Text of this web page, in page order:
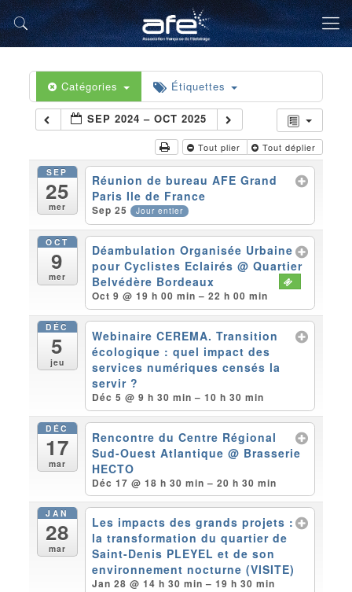
Catégories Étiquettes
SEP 2024 – OCT 2025
Tout plier Tout déplier
SEP
25
mer
Réunion de bureau AFE Grand
Paris Ile de France
Sep 25 Jour entier
OCT
9
mer
Déambulation Organisée Urbaine
pour Cyclistes Eclairés@ Quartier
Belvédère Bordeaux
Oct 9 @ 19 h 00 min – 22 h 00 min
DÉC
5
jeu
Webinaire CEREMA. Transition
écologique : quel impact des
services numériques censés la
servir ?
Déc 5 @ 9 h 30 min – 10 h 30 min
DÉC
17
mar
Rencontre du Centre Régional
Sud-Ouest Atlantique@ Brasserie
HECTO
Déc 17 @ 18 h 30 min – 20 h 30 min
JAN
28
mar
Les impacts des grands projets :
la transformation du quartier de
Saint-Denis PLEYEL et de son
environnement nocturne (VISITE)
Jan 28 @ 14 h 30 min – 19 h 30 min